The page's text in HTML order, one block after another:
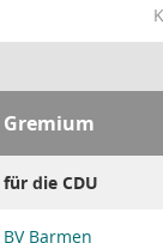
Gremium
für die CDU
BV Barmen